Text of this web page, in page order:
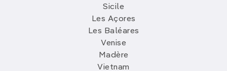
Sicile
Les Açores
Les Baléares
Venise
Madère
Vietnam